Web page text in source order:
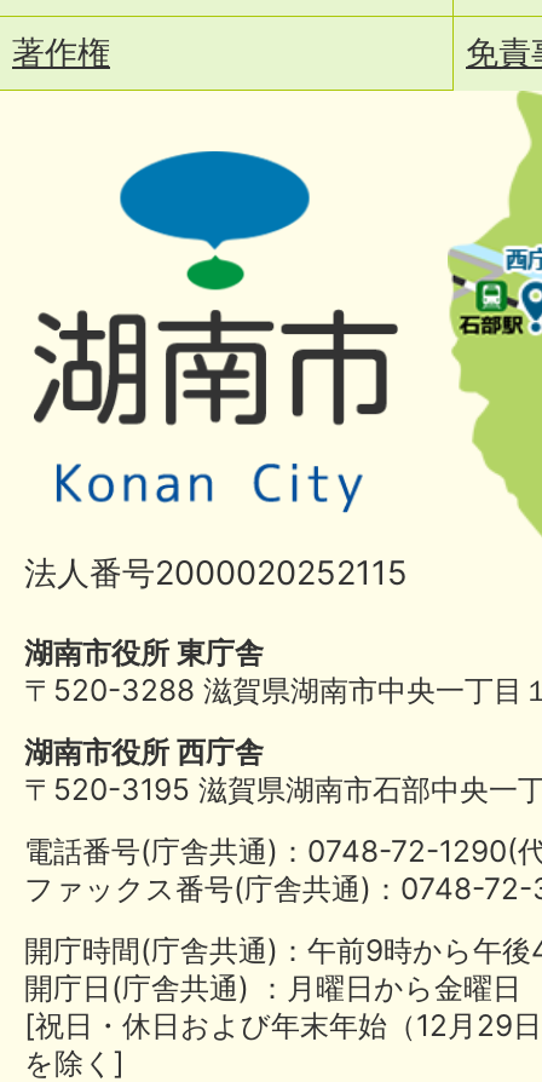
著作権
免責
法人番号2000020252115
湖南市役所 東庁舎
〒520-3288 滋賀県湖南市中央一丁目
湖南市役所 西庁舎
〒520-3195 滋賀県湖南市石部中央一
電話番号(庁舎共通)：0748-72-
ファックス番号(庁舎共通)：0748-
開庁時間(庁舎共通)：午前9時から午
開庁日(庁舎共通) ：月曜日から金曜日
[祝日・休日および年末年始（12月29
を除く]